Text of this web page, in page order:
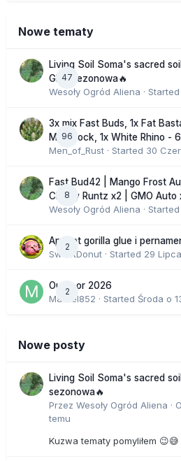
Nowe tematy
47
Living Soil Soma's sacred
GHS sezonowa🔥
Wesoły Ogród Aliena · Started
96
3x mix Fast Buds, 1x Fat
Moonrock, 1x White Rhino -
Men_of_Rust · Started 30
8
Fast Bud42 | Mango Frost
Cherry Runtz x2 | GMO Auto
Wesoły Ogród Aliena · Started
2
Apricot gorilla glue i
SweetDonut · Started 29 Lipca
2
Outdoor 2026
Marcel852 · Started Środa o
Nowe posty
Living Soil Soma's sacred
sezonowa🔥
Przez Wesoły Ogród Aliena ·
temu
Kuzwa tematy pomyliłem